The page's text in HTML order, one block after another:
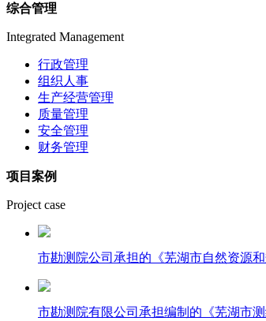
综合管理
Integrated Management
行政管理
组织人事
生产经营管理
质量管理
安全管理
财务管理
项目案例
Project case
市勘测院公司承担的《芜湖市自然资源
市勘测院有限公司承担编制的《芜湖市